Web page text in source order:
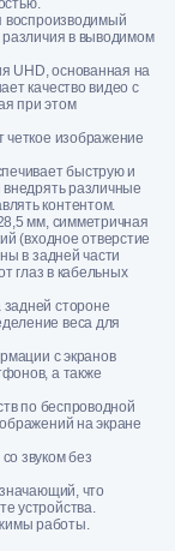
воспроизводимый
различия в выводимом
UHD, основанная на
качество видео с
при этом
четкое изображение
быструю и
различные
контентом.
мм, симметричная
(входное отверстие
в задней части
глаз в кабельных
стороне
веса для
с экранов
а также
по беспроводной
на экране
звуком без
что
устройства.
работы.